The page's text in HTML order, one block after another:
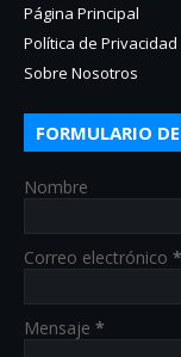
Página Principal
Política de Privacidad
Sobre Nosotros
FORMULARIO
Nombre
Correo electrónico *
Mensaje *